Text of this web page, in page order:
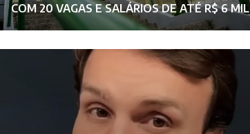
COM 20 VAGAS E SALÁRIOS DE ATÉ R$ 6 MIL